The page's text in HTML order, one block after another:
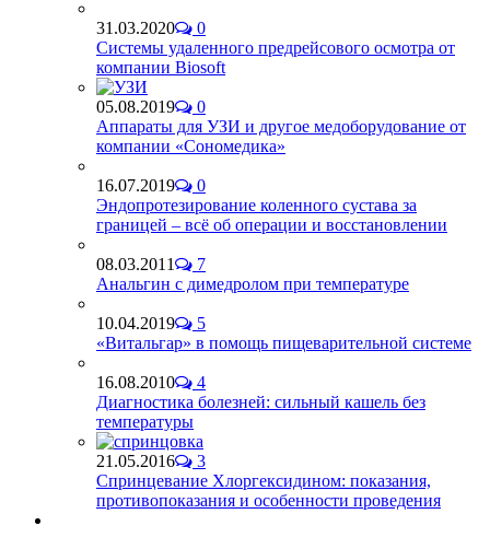
31.03.2020
0
Системы удаленного предрейсового осмотра от
компании Biosoft
05.08.2019
0
Аппараты для УЗИ и другое медоборудование от
компании «Сономедика»
16.07.2019
0
Эндопротезирование коленного сустава за
границей – всё об операции и восстановлении
08.03.2011
7
Анальгин с димедролом при температуре
10.04.2019
5
«Витальгар» в помощь пищеварительной системе
16.08.2010
4
Диагностика болезней: сильный кашель без
температуры
21.05.2016
3
Спринцевание Хлоргексидином: показания,
противопоказания и особенности проведения